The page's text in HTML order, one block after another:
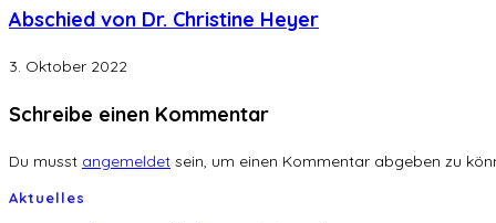
Abschied von Dr. Christine Heyer
3. Oktober 2022
Schreibe einen Kommentar
Du musst angemeldet sein, um einen Kommentar abgeben zu
Aktuelles